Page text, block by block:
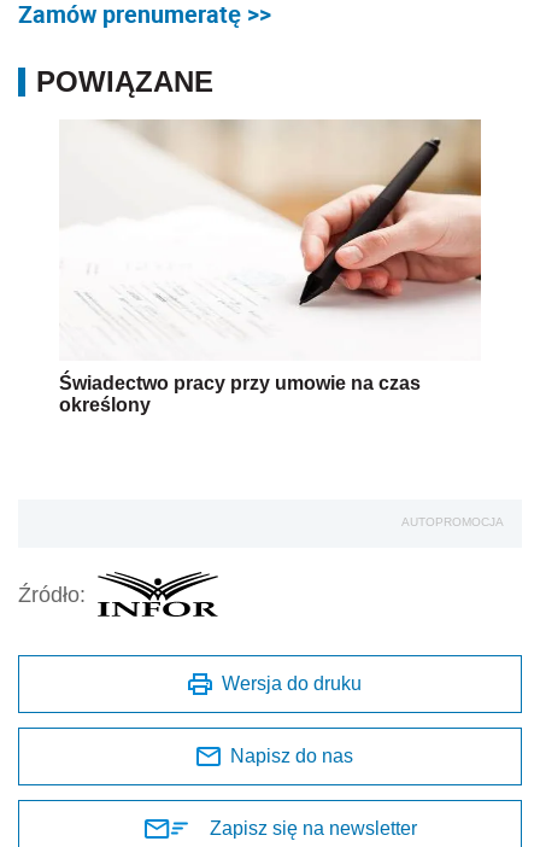
Zamów prenumeratę >>
POWIĄZANE
Świadectwo pracy przy umowie na czas
określony
AUTOPROMOCJA
Źródło:
Wersja do druku
Napisz do nas
Zapisz się na newsletter